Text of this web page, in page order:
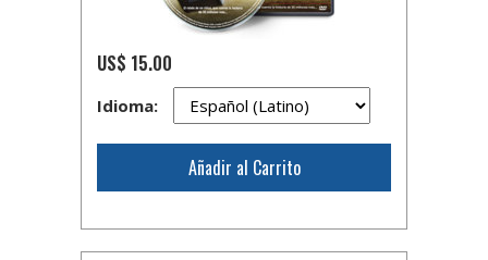
US$ 15.00
Idioma:
Añadir al Carrito